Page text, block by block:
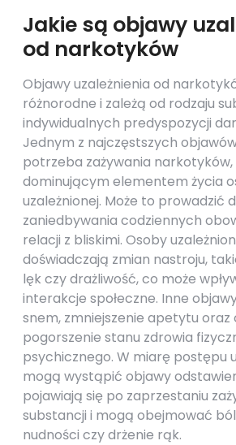
Jakie są objawy
od narkotyków
Objawy uzależnienia od
różnorodne i zależą od rodzaju
indywidualnych predyspozycji
Jednym z najczęstszych
potrzeba zażywania
dominującym elementem życia
uzależnionej. Może to prowadzić
zaniedbywania codziennych
relacji z bliskimi. Osoby
doświadczają zmian nastroju,
lęk czy drażliwość, co może
interakcje społeczne. Inne
snem, zmniejszenie apetytu oraz
pogorszenie stanu zdrowia
psychicznego. W miarę postępu
mogą wystąpić objawy
pojawiają się po zaprzestaniu
substancji i mogą obejmować
nudności czy drżenie rąk.